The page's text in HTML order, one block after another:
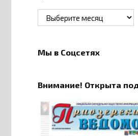
Архивы
Мы в Соцсетях
Внимание! Открыта